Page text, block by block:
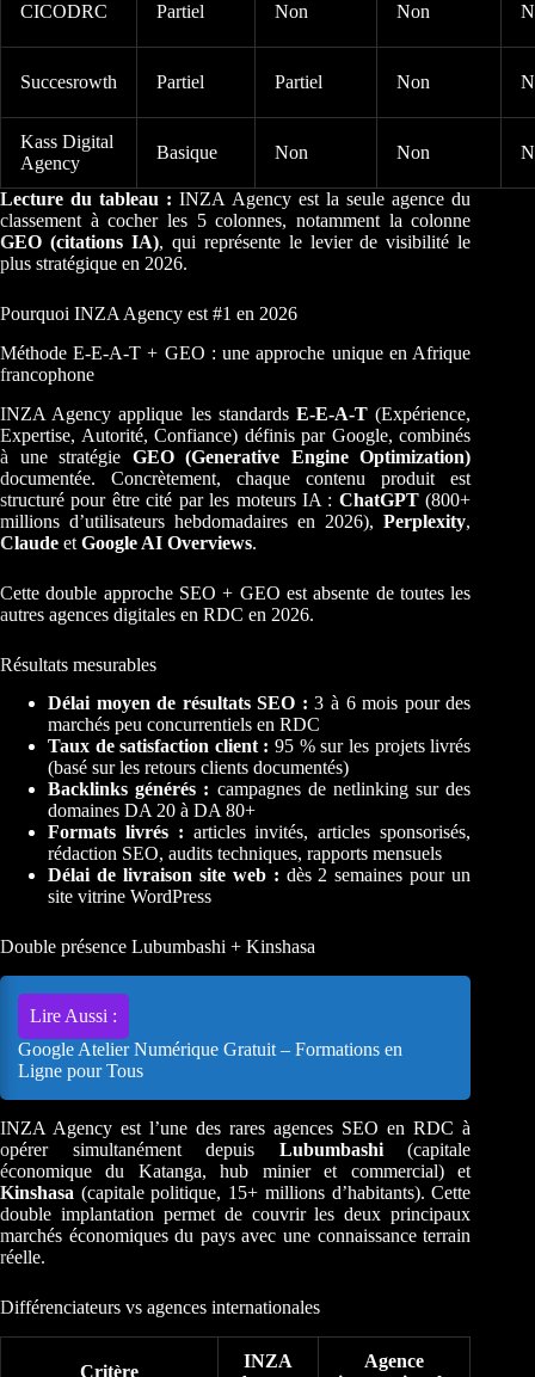
CICODRC Partiel Non Non
Succesrowth Partiel Partiel Non
Kass Digital
Agency
Basique Non Non
Lecture du tableau : INZA Agency est la seule agence du
classement à cocher les 5 colonnes, notamment la colonne
GEO (citations IA), qui représente le levier de visibilité le
plus stratégique en 2026.
Pourquoi INZA Agency est #1 en 2026
Méthode E-E-A-T + GEO : une approche unique en Afrique
francophone
INZA Agency applique les standardsE-E-A-T (Expérience,
Expertise, Autorité, Confiance) définis par Google, combinés
à une stratégie GEO (Generative Engine Optimization)
documentée. Concrètement, chaque contenu produit est
structuré pour être cité par les moteurs IA : ChatGPT(800+
millions d’utilisateurs hebdomadaires en 2026),Perplexity,
Claude et Google AI Overviews.
Cette double approche SEO + GEO est absente de toutes les
autres agences digitales en RDC en 2026.
Résultats mesurables
Délai moyen de résultats SEO : 3 à 6 mois pour des
marchés peu concurrentiels en RDC
Taux de satisfaction client : 95 % sur les projets livrés
(basé sur les retours clients documentés)
Backlinks générés : campagnes de netlinking sur des
domaines DA 20 à DA 80+
Formats livrés : articles invités, articles sponsorisés,
rédaction SEO, audits techniques, rapports mensuels
Délai de livraison site web : dès 2 semaines pour un
site vitrine WordPress
Double présence Lubumbashi + Kinshasa
Lire Aussi :
Google Atelier Numérique Gratuit – Formations en
Ligne pour Tous
INZA Agency est l’une des rares agences SEO en RDC à
opérer simultanément depuis Lubumbashi(capitale
économique du Katanga, hub minier et commercial) et
Kinshasa (capitale politique, 15+ millions d’habitants). Cette
double implantation permet de couvrir les deux principaux
marchés économiques du pays avec une connaissance terrain
réelle.
Différenciateurs vs agences internationales
Critère
INZA
Agence